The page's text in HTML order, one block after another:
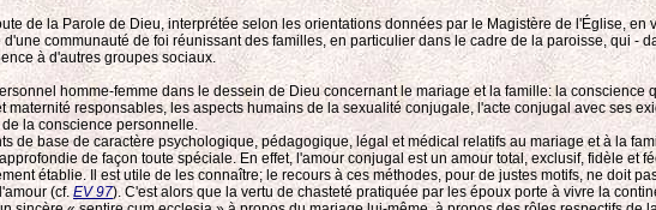
de la Parole de Dieu, interprétée selon les orientations données par le Magistère de l'Église,
communauté de foi réunissant des familles, en particulier dans le cadre de la paroisse, qui -
à d'autres groupes sociaux.
homme-femme dans le dessein de Dieu concernant le mariage et la famille: la conscience
responsables, les aspects humains de la sexualité conjugale, l'acte conjugal avec ses
la conscience personnelle.
base de caractère psychologique, pédagogique, légal et médical relatifs au mariage et à la
de façon toute spéciale. En effet, l'amour conjugal est un amour total, exclusif, fidèle et
établie. Il est utile de les connaître; le recours à ces méthodes, pour de justes motifs, ne doit
(cf. EV 97). C'est alors que la vertu de chasteté pratiquée par les époux porte à vivre la